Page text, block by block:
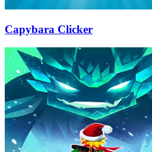
Capybara Clicker